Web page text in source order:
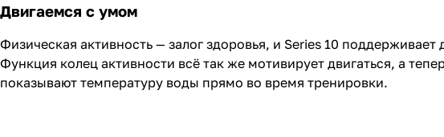
Двигаемся с умом
Физическая активность — залог здоровья, и Series 10
Функция колец активности всё так же мотивирует двигаться, а
показывают температуру воды прямо во время тренировки.